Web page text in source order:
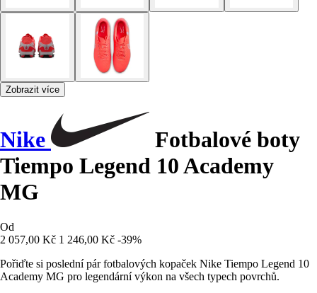
Zobrazit více
Nike
Fotbalové boty
Tiempo Legend 10 Academy
MG
Od
2 057,00 Kč 1 246,00 Kč -39%
Pořiďte si poslední pár fotbalových kopaček Nike Tiempo Legend 10
Academy MG pro legendární výkon na všech typech povrchů.